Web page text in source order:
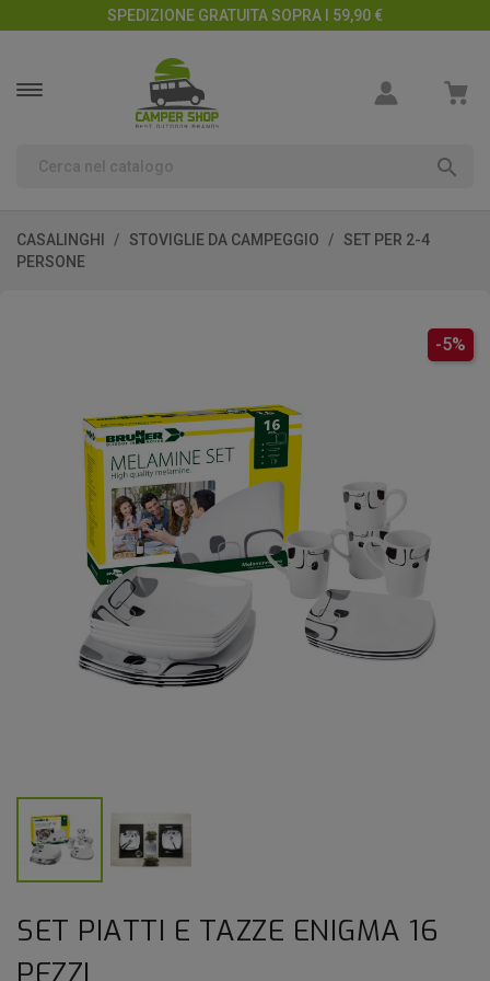
SPEDIZIONE GRATUITA SOPRA I 59,90 €

CASALINGHI STOVIGLIE DA CAMPEGGIO
SET PER 2-4
PERSONE
-5%
SET PIATTI E TAZZE ENIGMA 16